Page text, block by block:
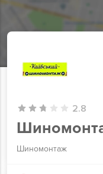
2.8
Шиномонтаж